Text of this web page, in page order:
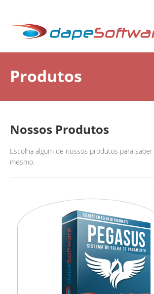
Produtos
Nossos Produtos
Escolha algum de nossos produtos para
mesmo.